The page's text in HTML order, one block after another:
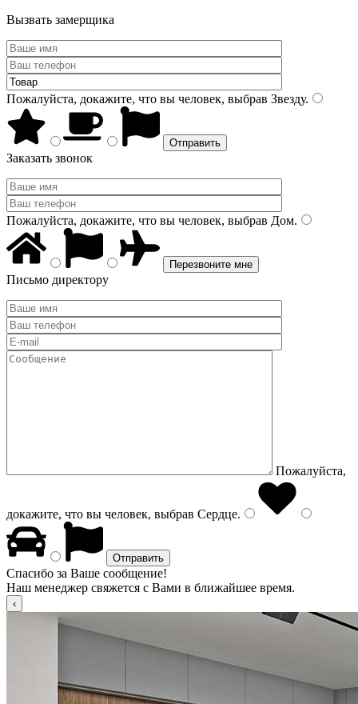
Вызвать замерщика
Пожалуйста, докажите, что вы человек, выбрав Звезду.
Заказать звонок
Пожалуйста, докажите, что вы человек, выбрав Дом.
Письмо директору
Пожалуйста,
докажите, что вы человек, выбрав Сердце.
Спасибо за Ваше сообщение!
Наш менеджер свяжется с Вами в ближайшее время.